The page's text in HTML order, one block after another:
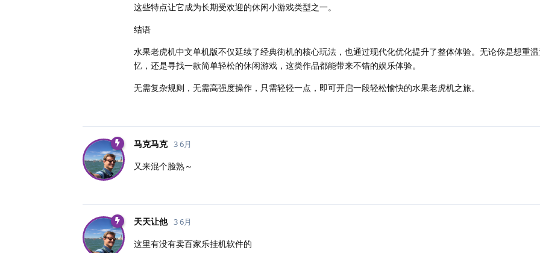
这些特点让它成为长期受欢迎的休闲小游戏类型之一。
结语
水果老虎机中文单机版不仅延续了经典街机的核心玩法，也通过现代化优化提升了整体体验。无论你是想重
忆，还是寻找一款简单轻松的休闲游戏，这类作品都能带来不错的娱乐体验。
无需复杂规则，无需高强度操作，只需轻轻一点，即可开启一段轻松愉快的水果老虎机之旅。
马克马克 3 6月
又来混个脸熟～
天天让他 3 6月
这里有没有卖百家乐挂机软件的